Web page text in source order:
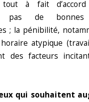
à fait
pas de bonnes
; la pénibilité,
atypique
des facteurs
qui souhaitent